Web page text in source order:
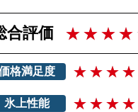
合評価
格満足度
氷上性能